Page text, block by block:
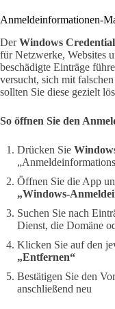
Anmeldeinformationen-
DerWindows
für Netzwerke, Websites
beschädigte Einträge
versucht, sich mit
sollten Sie diese gezielt
So öffnen Sie den
Drücken Sie
Öffnen Sie die App
„Windows-
Suchen Sie nach
Dienst, die Domäne
Klicken Sie auf den
„Entfernen“
Bestätigen Sie den
anschließend neu